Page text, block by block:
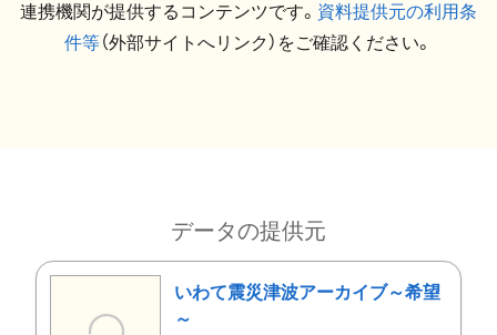
連携機関が提供するコンテンツです。 資料提供元の利用条
件等（外部サイトへリンク）をご確認ください。
データの提供元
いわて震災津波アーカイブ～希望
～